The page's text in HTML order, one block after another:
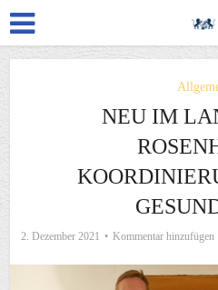
NEU IM
2. Dezember 2021 Kommentar hinzufügen